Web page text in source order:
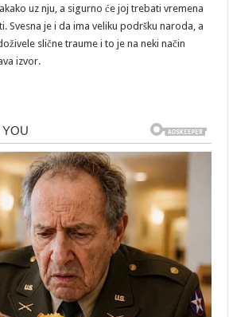
uz nju, a sigurno će joj trebati vremena
Svesna je i da ima veliku podršku naroda, a
slične traume i to je na neki način
izvor.